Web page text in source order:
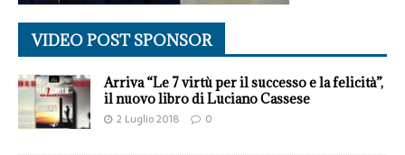
VIDEO POST SPONSOR
Arriva “Le 7 virtù per il successo e la felicità”,
il nuovo libro di Luciano Cassese
2 Luglio 2018 0